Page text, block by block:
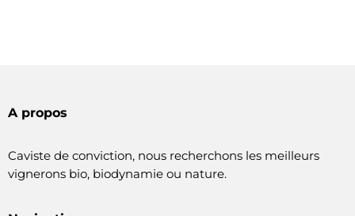
A propos
Caviste de conviction, nous recherchons les meilleurs
vignerons bio, biodynamie ou nature.